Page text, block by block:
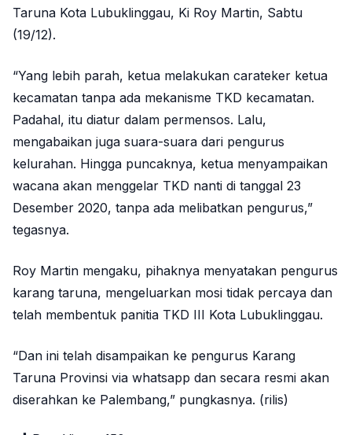
Taruna Kota Lubuklinggau, Ki Roy Martin, Sabtu
(19/12).
“Yang lebih parah, ketua melakukan carateker ketua
kecamatan tanpa ada mekanisme TKD kecamatan.
Padahal, itu diatur dalam permensos. Lalu,
mengabaikan juga suara-suara dari pengurus
kelurahan. Hingga puncaknya, ketua menyampaikan
wacana akan menggelar TKD nanti di tanggal 23
Desember 2020, tanpa ada melibatkan pengurus,”
tegasnya.
Roy Martin mengaku, pihaknya menyatakan pengurus
karang taruna, mengeluarkan mosi tidak percaya dan
telah membentuk panitia TKD III Kota Lubuklinggau.
“Dan ini telah disampaikan ke pengurus Karang
Taruna Provinsi via whatsapp dan secara resmi akan
diserahkan ke Palembang,” pungkasnya. (rilis)